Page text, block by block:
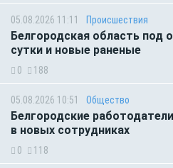
05.08.2026 11:11 Происшествия
Белгородская область под
сутки и новые раненые
0 188
05.08.2026 10:51 Общество
Белгородские
в новых сотрудниках
0 118